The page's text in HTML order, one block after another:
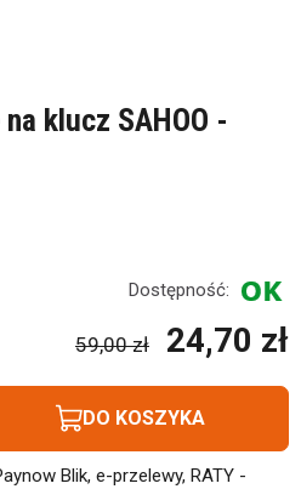
klucz SAHOO -
Dostępność:
59,00 zł 24,70 zł
DO KOSZYKA
Blik, e-przelewy, RATY -